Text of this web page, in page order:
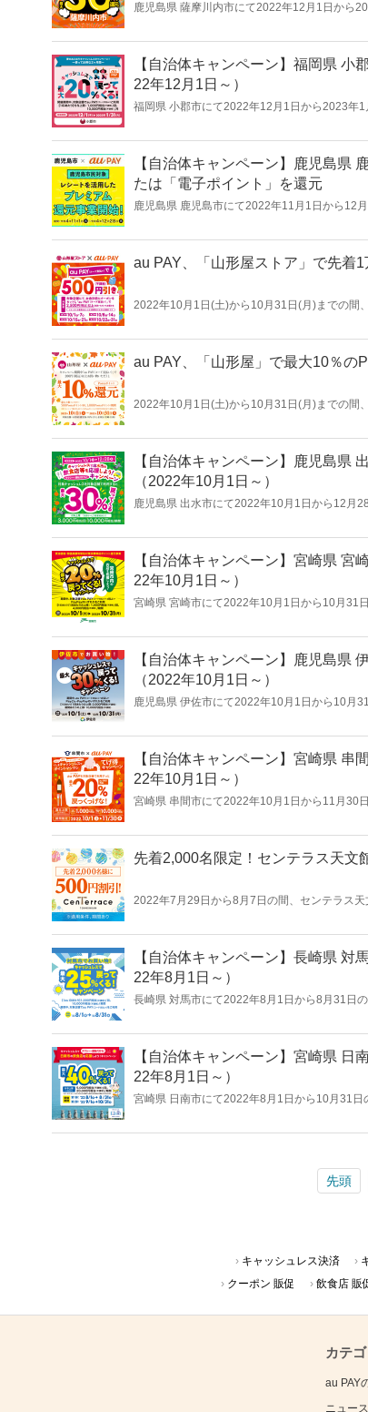
鹿児島県 薩摩川内市にて2022年12月1日から
【自治体キャンペーン】福岡県
22年12月1日～）
福岡県 小郡市にて2022年12月1日から2023年
【自治体キャンペーン】鹿児島県
たは「電子ポイント」を還元
鹿児島県 鹿児島市にて2022年11月1日から12
au PAY、「山形屋ストア」で先着
2022年10月1日(土)から10月31日(月)までの間
au PAY、「山形屋」で最大10％の
2022年10月1日(土)から10月31日(月)までの間
【自治体キャンペーン】鹿児島県
（2022年10月1日～）
鹿児島県 出水市にて2022年10月1日から12月
【自治体キャンペーン】宮崎県
22年10月1日～）
宮崎県 宮崎市にて2022年10月1日から10月31
【自治体キャンペーン】鹿児島県
（2022年10月1日～）
鹿児島県 伊佐市にて2022年10月1日から10月
【自治体キャンペーン】宮崎県
22年10月1日～）
宮崎県 串間市にて2022年10月1日から11月30
先着2,000名限定！センテラス天文
2022年7月29日から8月7日の間、センテラス
【自治体キャンペーン】長崎県
22年8月1日～）
長崎県 対馬市にて2022年8月1日から8月31日
【自治体キャンペーン】宮崎県
22年8月1日～）
宮崎県 日南市にて2022年8月1日から10月31日
先頭
キャッシュレス決済
クーポン 販促
飲食店 販
カテ
au PAY
ニュー